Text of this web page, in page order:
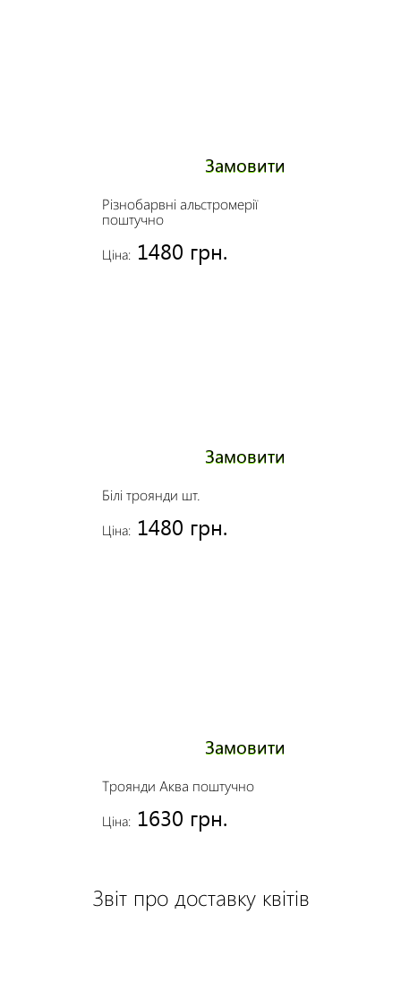
Різнобарвні альстромерії
поштучно
Ціна: 1480 грн.
Замовити
Білі троянди шт.
Ціна: 1480 грн.
Замовити
Троянди Аква поштучно
Ціна: 1630 грн.
Замовити
Звіт про доставку квітів